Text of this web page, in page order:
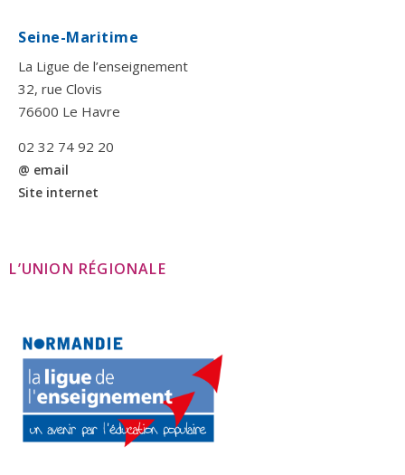
Seine-Maritime
La Ligue de l’enseignement
32, rue Clovis
76600 Le Havre
02 32 74 92 20
@ email
Site internet
L’UNION RÉGIONALE